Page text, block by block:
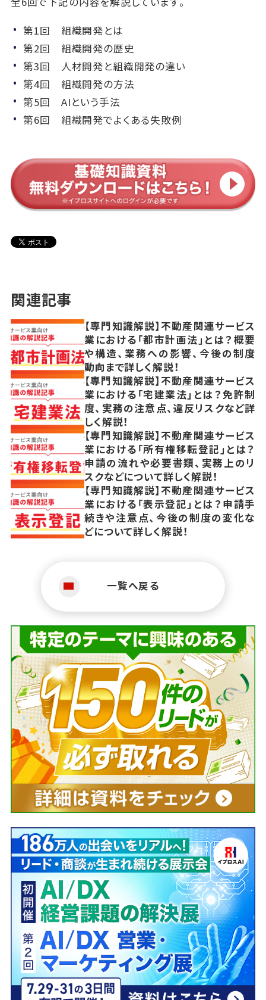
第1回 組織開発とは
第2回 組織開発の歴史
第3回 人材開発と組織開発の違い
第4回 組織開発の方法
第5回 AIという手法
第6回 組織開発でよくある失敗例
関連記事
【専門知識解説】不動産関連サービス
業における「都市計画法」とは？概要
や構造、業務への影響、今後の制度
動向まで詳しく解説！
【専門知識解説】不動産関連サービス
業における「宅建業法」とは？免許制
度、実務の注意点、違反リスクなど詳
しく解説！
【専門知識解説】不動産関連サービス
業における「所有権移転登記」とは？
申請の流れや必要書類、実務上のリ
スクなどについて詳しく解説！
【専門知識解説】不動産関連サービス
業における「表示登記」とは？申請手
続きや注意点、今後の制度の変化な
どについて詳しく解説！
一覧へ戻る